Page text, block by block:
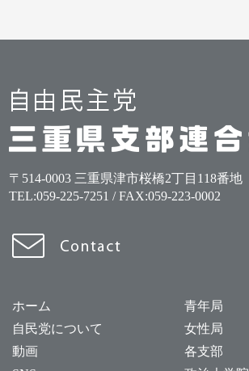
〒514-0003 三重県津市桜橋2丁目118番地
TEL:059-225-7251 / FAX:059-223-0002
ホーム
自民党について
動画
青年局
女性局
各支部